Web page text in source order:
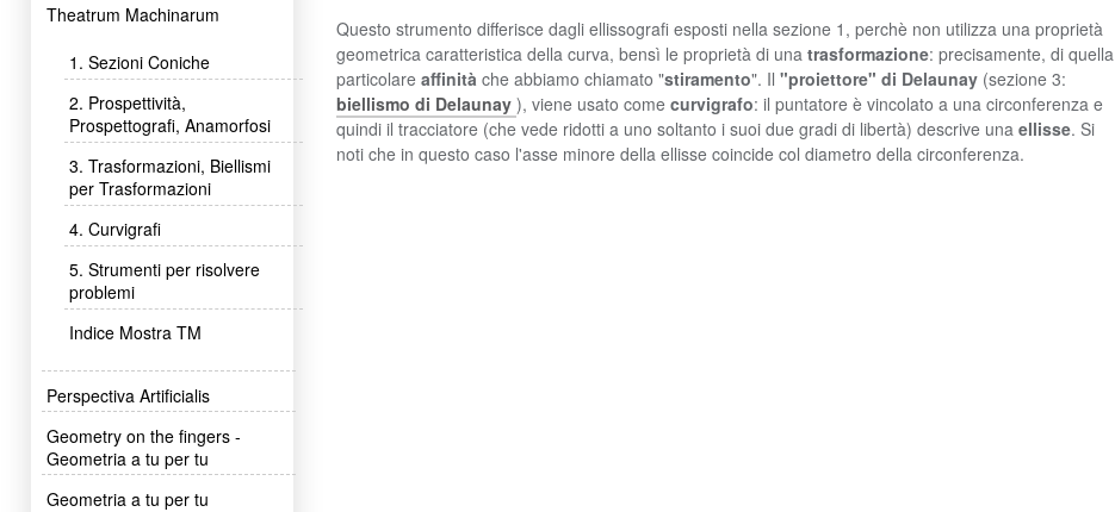
Theatrum Machinarum
1. Sezioni Coniche
2. Prospettività,
Prospettografi, Anamorfosi
3. Trasformazioni, Biellismi
per Trasformazioni
4. Curvigrafi
5. Strumenti per risolvere
problemi
Indice Mostra TM
Perspectiva Artificialis
Geometry on the fingers -
Geometria a tu per tu
Geometria a tu per tu
Questo strumento differisce dagli ellissografi esposti nella sezione 1, perchè non utilizza una proprietà
geometrica caratteristica della curva, bensì le proprietà di una trasformazione: precisamente, di quella
particolare affinità che abbiamo chiamato "stiramento". Il "proiettore" di Delaunay (sezione 3:
biellismo di Delaunay ), viene usato come curvigrafo: il puntatore è vincolato a una circonferenza e
quindi il tracciatore (che vede ridotti a uno soltanto i suoi due gradi di libertà) descrive una ellisse. Si
noti che in questo caso l'asse minore della ellisse coincide col diametro della circonferenza.